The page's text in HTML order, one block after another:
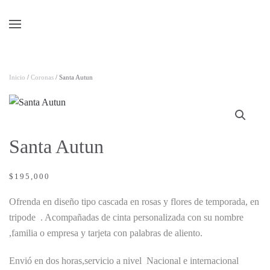
Inicio / Coronas / Santa Autun
Santa Autun
$ 195,000
Ofrenda en diseño tipo cascada en rosas y flores de temporada, en
tripode . Acompañadas de cinta personalizada con su nombre
,familia o empresa y tarjeta con palabras de aliento.
Envió en dos horas,servicio a nivel Nacional e internacional